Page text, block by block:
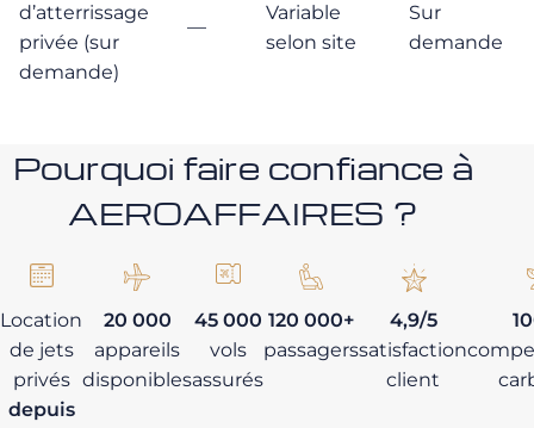
d’atterrissage
privée (sur
demande)
—
Variable
selon site
Sur
demande
Pourquoi faire confiance à
AEROAFFAIRES ?
Location
de jets
privés
depuis
20 000
appareils
disponibles
45 000
vols
assurés
120 000+
passagers
4,9/5
satisfaction
client